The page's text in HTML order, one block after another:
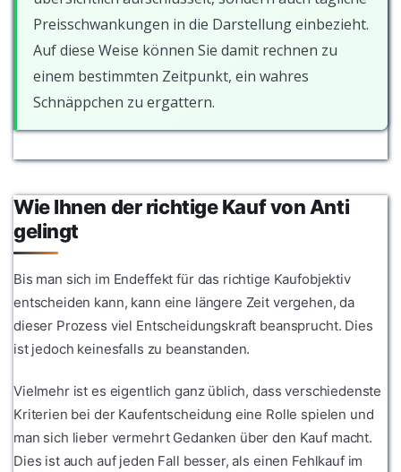
Preisschwankungen in die Darstellung einbezieht.
Auf diese Weise können Sie damit rechnen zu
einem bestimmten Zeitpunkt, ein wahres
Schnäppchen zu ergattern.
Wie Ihnen der richtige Kauf von Anti
gelingt
Bis man sich im Endeffekt für das richtige Kaufobjektiv
entscheiden kann, kann eine längere Zeit vergehen, da
dieser Prozess viel Entscheidungskraft beansprucht. Dies
ist jedoch keinesfalls zu beanstanden.
Vielmehr ist es eigentlich ganz üblich, dass verschiedenste
Kriterien bei der Kaufentscheidung eine Rolle spielen und
man sich lieber vermehrt Gedanken über den Kauf macht.
Dies ist auch auf jeden Fall besser, als einen Fehlkauf im